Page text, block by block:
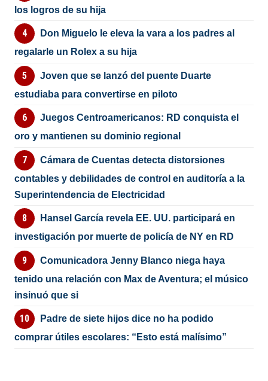
los logros de su hija
Don Miguelo le eleva la vara a los padres al
regalarle un Rolex a su hija
Joven que se lanzó del puente Duarte
estudiaba para convertirse en piloto
Juegos Centroamericanos: RD conquista el
oro y mantienen su dominio regional
Cámara de Cuentas detecta distorsiones
contables y debilidades de control en auditoría a la
Superintendencia de Electricidad
Hansel García revela EE. UU. participará en
investigación por muerte de policía de NY en RD
Comunicadora Jenny Blanco niega haya
tenido una relación con Max de Aventura; el músico
insinuó que si
Padre de siete hijos dice no ha podido
comprar útiles escolares: “Esto está malísimo”